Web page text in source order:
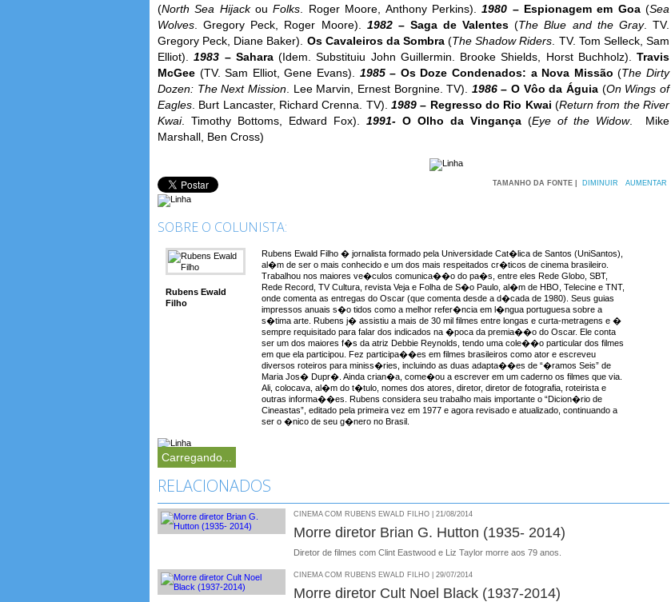
(North Sea HijackouFolks . Roger Moore, Anthony Perkins).1980 – Espionagem em Goa(Sea
Wolves . Gregory Peck, Roger Moore). 1982– Saga de Valentes (The Blue and the Gray. TV.
Gregory Peck, Diane Baker). Os Cavaleiros da Sombra (The Shadow Riders . TV. Tom Selleck, Sam
Elliot).1983 – Sahara(Idem. Substituiu John Guillermin. Brooke Shields, Horst Buchholz). Travis
McGee (TV. Sam Elliot, Gene Evans). 1985– Os Doze Condenados: a Nova Missão (The Dirty
Dozen: The Next Mission. Lee Marvin, Ernest Borgnine. TV). 1986– O Vôo da Águia (On Wings of
Eagles . Burt Lancaster, Richard Crenna. TV). 1989 – Regresso do Rio Kwai (Return from the River
Kwai. Timothy Bottoms, Edward Fox). 1991- O Olho da Vingança (Eye of the Widow. Mike
Marshall, Ben Cross)
TAMANHO DA FONTE | DIMINUIR AUMENTAR
SOBRE O COLUNISTA:
Rubens Ewald
Filho
Rubens Ewald Filho � jornalista formado pela Universidade Cat�lica de Santos (UniSantos),
al�m de ser o mais conhecido e um dos mais respeitados cr�ticos de cinema brasileiro.
Trabalhou nos maiores ve�culos comunica��o do pa�s, entre eles Rede Globo, SBT,
Rede Record, TV Cultura, revista Veja e Folha de S�o Paulo, al�m de HBO, Telecine e TNT,
onde comenta as entregas do Oscar (que comenta desde a d�cada de 1980). Seus guias
impressos anuais s�o tidos como a melhor refer�ncia em l�ngua portuguesa sobre a
s�tima arte. Rubens j� assistiu a mais de 30 mil filmes entre longas e curta-metragens e �
sempre requisitado para falar dos indicados na �poca da premia��o do Oscar. Ele conta
ser um dos maiores f�s da atriz Debbie Reynolds, tendo uma cole��o particular dos filmes
em que ela participou. Fez participa��es em filmes brasileiros como ator e escreveu
diversos roteiros para miniss�ries, incluindo as duas adapta��es de “�ramos Seis” de
Maria Jos� Dupr�. Ainda crian�a, come�ou a escrever em um caderno os filmes que via.
Ali, colocava, al�m do t�tulo, nomes dos atores, diretor, diretor de fotografia, roteirista e
outras informa��es. Rubens considera seu trabalho mais importante o “Dicion�rio de
Cineastas”, editado pela primeira vez em 1977 e agora revisado e atualizado, continuando a
ser o �nico de seu g�nero no Brasil.
Carregando...
RELACIONADOS
CINEMA COM RUBENS EWALD FILHO | 21/08/2014
Morre diretor Brian G. Hutton (1935- 2014)
Diretor de filmes com Clint Eastwood e Liz Taylor morre aos 79 anos.
CINEMA COM RUBENS EWALD FILHO | 29/07/2014
Morre diretor Cult Noel Black (1937-2014)